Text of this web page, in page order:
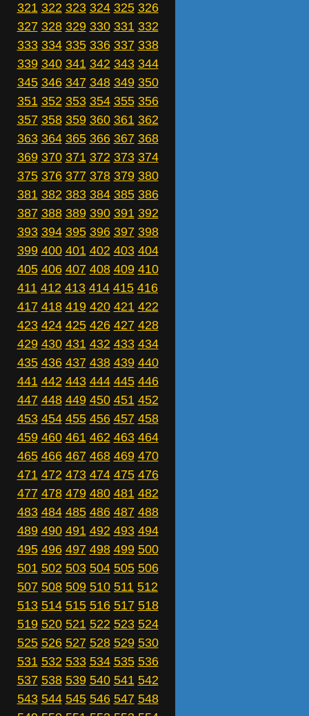
321 322 323 324 325 326
327 328 329 330 331 332
333 334 335 336 337 338
339 340 341 342 343 344
345 346 347 348 349 350
351 352 353 354 355 356
357 358 359 360 361 362
363 364 365 366 367 368
369 370 371 372 373 374
375 376 377 378 379 380
381 382 383 384 385 386
387 388 389 390 391 392
393 394 395 396 397 398
399 400 401 402 403 404
405 406 407 408 409 410
411 412 413 414 415 416
417 418 419 420 421 422
423 424 425 426 427 428
429 430 431 432 433 434
435 436 437 438 439 440
441 442 443 444 445 446
447 448 449 450 451 452
453 454 455 456 457 458
459 460 461 462 463 464
465 466 467 468 469 470
471 472 473 474 475 476
477 478 479 480 481 482
483 484 485 486 487 488
489 490 491 492 493 494
495 496 497 498 499 500
501 502 503 504 505 506
507 508 509 510 511 512
513 514 515 516 517 518
519 520 521 522 523 524
525 526 527 528 529 530
531 532 533 534 535 536
537 538 539 540 541 542
543 544 545 546 547 548